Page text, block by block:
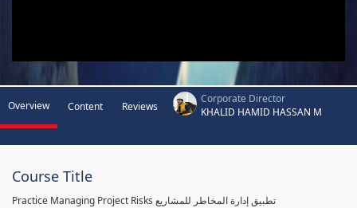
Overview Content Reviews
Corporate Director
KHALID HAMID HASSAN M
Course Title
Practice Managing Project Risks تطبيق إدارة المخاطر للمشاريع